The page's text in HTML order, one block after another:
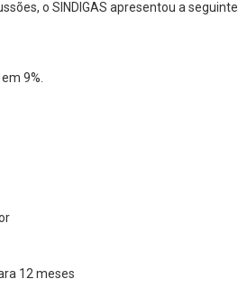
o SINDIGAS apresentou a seguinte
9%.
12 meses